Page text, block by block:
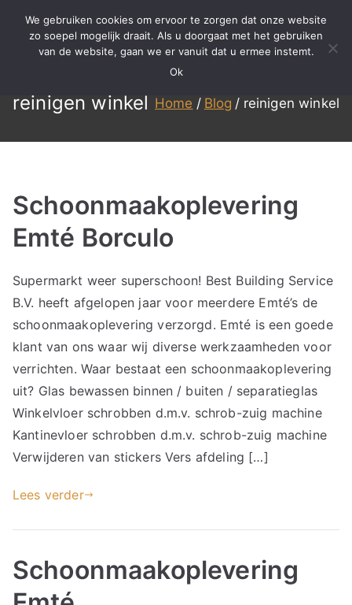
BBS
Reinigen
Meer dan 15 jaar ervaring in
specialistisch reinigen,
reinigen winkel Home Blog reinigen winkel
Schoonmaakoplevering
Emté Borculo
Supermarkt weer superschoon! Best Building Service
B.V. heeft afgelopen jaar voor meerdere Emté’s de
schoonmaakoplevering verzorgd. Emté is een goede
klant van ons waar wij diverse werkzaamheden voor
verrichten. Waar bestaat een schoonmaakoplevering
uit? Glas bewassen binnen / buiten / separatieglas
Winkelvloer schrobben d.m.v. schrob-zuig machine
Kantinevloer schrobben d.m.v. schrob-zuig machine
Verwijderen van stickers Vers afdeling […]
Lees verder
Schoonmaakoplevering
We gebruiken cookies om ervoor te zorgen dat onze website
zo soepel mogelijk draait. Als u doorgaat met het gebruiken
van de website, gaan we er vanuit dat u ermee instemt.
Ok